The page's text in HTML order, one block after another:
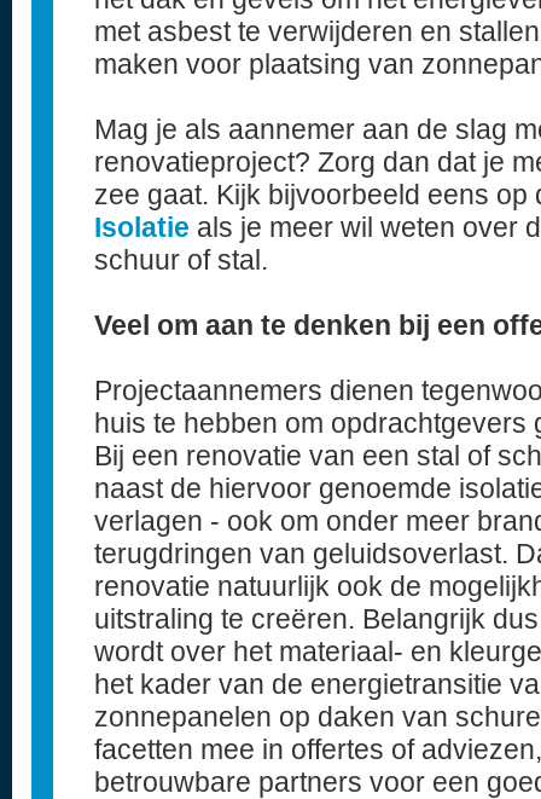
met asbest te verwijderen en
maken voor plaatsing van
Mag je als aannemer aan de slag
renovatieproject? Zorg dan dat je
zee gaat. Kijk bijvoorbeeld eens op
Isolatie als je meer wil weten over
schuur of stal.
Veel om aan te denken bij een
Projectaannemers dienen
huis te hebben om opdrachtgevers
Bij een renovatie van een stal of
naast de hiervoor genoemde
verlagen - ook om onder meer
terugdringen van geluidsoverlast.
renovatie natuurlijk ook de
uitstraling te creëren. Belangrijk
wordt over het materiaal- en
het kader van de energietransitie
zonnepanelen op daken van
facetten mee in offertes of
betrouwbare partners voor een